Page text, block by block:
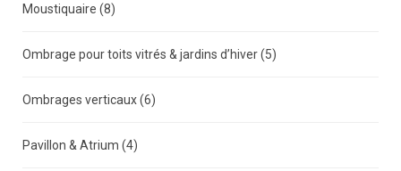
Moustiquaire (8)
Ombrage pour toits vitrés & jardins d’hiver(5)
Ombrages verticaux(6)
Pavillon & Atrium (4)